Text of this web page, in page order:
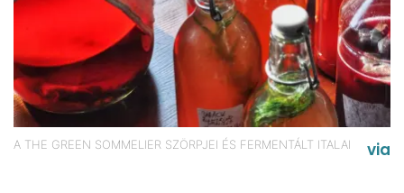
A THE GREEN SOMMELIER SZÖRPJEI ÉS FERMENTÁLT ITALAI via